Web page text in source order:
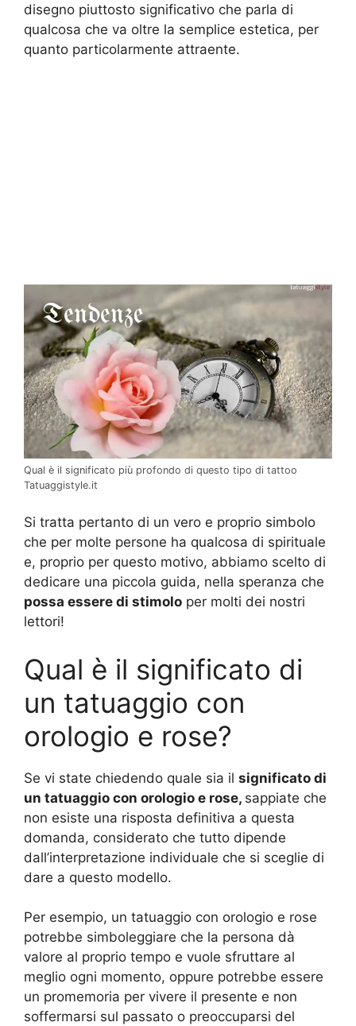
disegno piuttosto significativo che parla di
qualcosa che va oltre la semplice estetica, per
quanto particolarmente attraente.
Qual è il significato più profondo di questo tipo di tattoo
Tatuaggistyle.it
Si tratta pertanto di un vero e proprio simbolo
che per molte persone ha qualcosa di spirituale
e, proprio per questo motivo, abbiamo scelto di
dedicare una piccola guida, nella speranza che
possa essere di stimolo per molti dei nostri
lettori!
Qual è il significato di
un tatuaggio con
orologio e rose?
Se vi state chiedendo quale sia il significato di
un tatuaggio con orologio e rose, sappiate che
non esiste una risposta definitiva a questa
domanda, considerato che tutto dipende
dall’interpretazione individuale che si sceglie di
dare a questo modello.
Per esempio, un tatuaggio con orologio e rose
potrebbe simboleggiare che la persona dà
valore al proprio tempo e vuole sfruttare al
meglio ogni momento, oppure potrebbe essere
un promemoria per vivere il presente e non
soffermarsi sul passato o preoccuparsi del